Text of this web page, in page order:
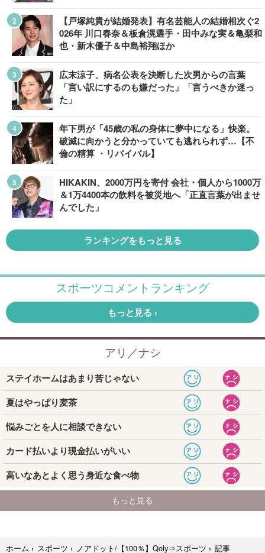
【戸塚純貴が結婚発表】有名芸能人の結婚相次ぐ2
026年 川口春奈＆板倉滉選手・田中みな実＆亀梨和
也・新木優子＆中島裕翔ほか
広末涼子、病名公表を決断した次男からの言葉
「言い訳にするのも嫌だった」「言うべきか迷っ
た」
年下男が「45歳の私の身体に夢中になる」快楽。
破滅に向かうと分かっていても逃れられず…【不
倫の精算 ・リバイバル】
HIKAKIN、2000万円を寄付 会社・個人から1000万
＆1万4400本の飲料を被災地へ「正直言葉が出ませ
んでした」
ランキングをもっと見る
ホーム › スポーツ › ノアドット/【100％】Qoly⇒スポーツ › 記事